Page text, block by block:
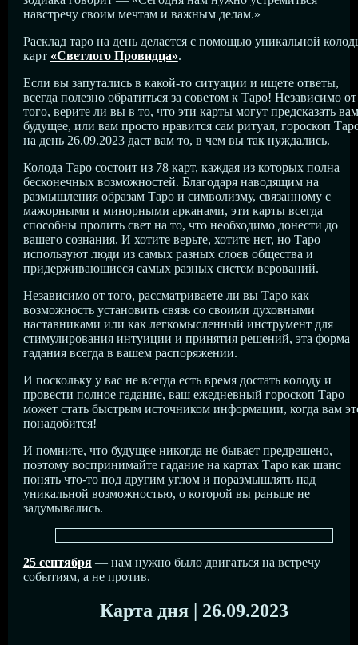
навстречу своим мечтам и важным делам.»
Расклад таро на день делается с помощью уникальной
карт «Светлого Провидца».
Если вы запутались в какой-то ситуации и ищете ответы,
всегда полезно обратиться за советом к Таро! Независимо от
того, верите ли вы в то, что эти карты могут предсказать вам
будущее, или вам просто нравится сам ритуал, гороскоп
на день 26.09.2023 даст вам то, в чем вы так нуждались.
Колода Таро состоит из 78 карт, каждая из которых полна
бесконечных возможностей. Благодаря наводящим на
размышления образам Таро и символизму, связанному с
мажорными и минорными арканами, эти карты всегда
способны пролить свет на то, что необходимо донести до
вашего сознания. И хотите верьте, хотите нет, но Таро
используют люди из самых разных слоев общества и
придерживающиеся самых разных систем верований.
Независимо от того, рассматриваете ли вы Таро как
возможность установить связь со своими духовными
наставниками или как легкомысленный инструмент для
стимулирования интуиции и принятия решений, эта форма
гадания всегда в вашем распоряжении.
И поскольку у вас не всегда есть время достать колоду и
провести полное гадание, ваш ежедневный гороскоп Таро
может стать быстрым источником информации, когда вам
понадобится!
И помните, что будущее никогда не бывает предрешено,
поэтому воспринимайте гадание на картах Таро как шанс
понять что-то под другим углом и поразмышлять над
уникальной возможностью, о которой вы раньше не
задумывались.
25 сентября— нам нужно было двигаться на встречу
событиям, а не против.
Карта дня | 26.09.2023